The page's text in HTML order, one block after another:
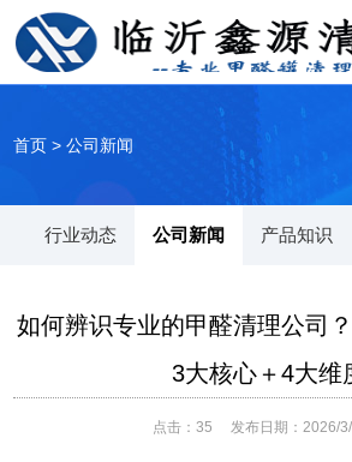
首页 >公司新闻
行业动态 公司新闻 产品知识
如何辨识专业的甲醛清理公司
3大核心＋4大维
点击： 35 发布日期：2026/